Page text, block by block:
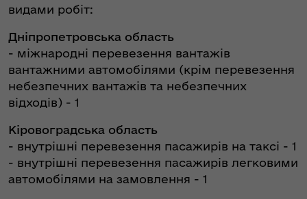
видами робіт:
Дніпропетровська область
- міжнародні перевезення вантажів
вантажними автомобілями (крім перевезення
небезпечних вантажів та небезпечних
відходів) - 1
Кіровоградська область
- внутрішні перевезення пасажирів на таксі - 1
- внутрішні перевезення пасажирів легковими
автомобілями на замовлення - 1